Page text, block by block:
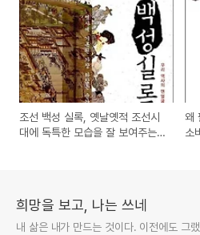
서평
조선 백성 실록, 옛날옛적 조선시
대에 독특한 모습을 잘 보여주는
왜
소
희망을 보고, 나는 쓰네
내 삶은 내가 만드는 것이다. 이전에도 그